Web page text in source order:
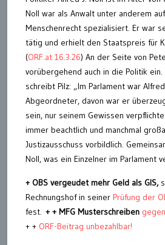
Noll war als Anwalt unter anderem
Menschenrecht spezialisiert. Er war
tätig und erhielt den Staatspreis für
(ORF.at 16.3.26) An der Seite von
vorübergehend auch in die Politik ein.
schreibt Pilz: „Im Parlament war
Abgeordneter, davon war er
sein, nur seinem Gewissen
immer beachtlich und manchmal
Justizausschuss vorbildlich.
Noll, was ein Einzelner im Parlament
+ OBS vergeudet mehr Geld als GIS,
Rechnungshof in seiner Prüfung der
fest. + + MFG Musterschreiben
+ + ORF-Beitrag unbezahlbar!